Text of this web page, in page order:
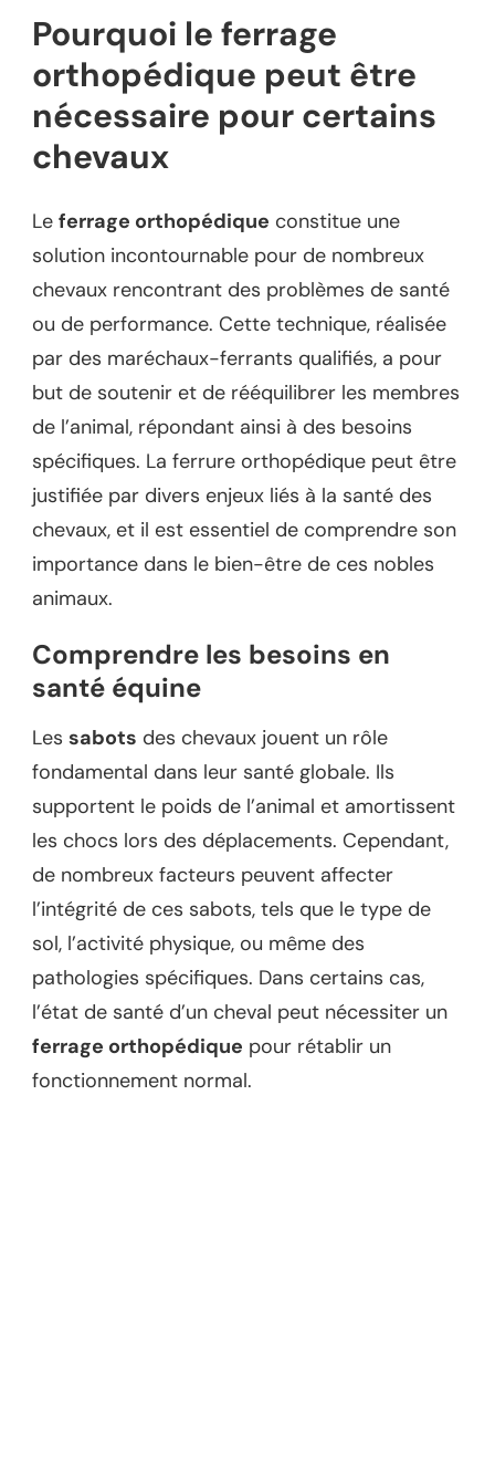
Pourquoi le ferrage
orthopédique peut être
nécessaire pour certains
chevaux
Le ferrage orthopédique constitue une
solution incontournable pour de nombreux
chevaux rencontrant des problèmes de santé
ou de performance. Cette technique, réalisée
par des maréchaux-ferrants qualifiés, a pour
but de soutenir et de rééquilibrer les membres
de l’animal, répondant ainsi à des besoins
spécifiques. La ferrure orthopédique peut être
justifiée par divers enjeux liés à la santé des
chevaux, et il est essentiel de comprendre son
importance dans le bien-être de ces nobles
animaux.
Comprendre les besoins en
santé équine
Les sabots des chevaux jouent un rôle
fondamental dans leur santé globale. Ils
supportent le poids de l’animal et amortissent
les chocs lors des déplacements. Cependant,
de nombreux facteurs peuvent affecter
l’intégrité de ces sabots, tels que le type de
sol, l’activité physique, ou même des
pathologies spécifiques. Dans certains cas,
l’état de santé d’un cheval peut nécessiter un
ferrage orthopédique pour rétablir un
fonctionnement normal.